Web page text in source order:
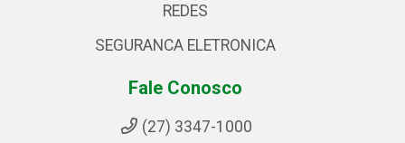
REDES
SEGURANCA ELETRONICA
Fale Conosco
(27) 3347-1000